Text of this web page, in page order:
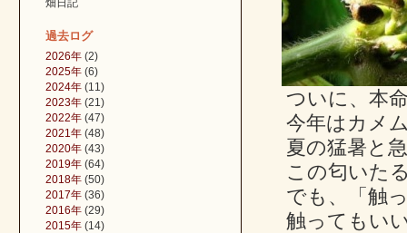
ついに、本
今年はカメ
夏の猛暑と
この匂いた
でも、「触
触ってもい
畑日記
過去ログ
2026年 (2)
2025年 (6)
2024年 (11)
2023年 (21)
2022年 (47)
2021年 (48)
2020年 (43)
2019年 (64)
2018年 (50)
2017年 (36)
2016年 (29)
2015年 (14)